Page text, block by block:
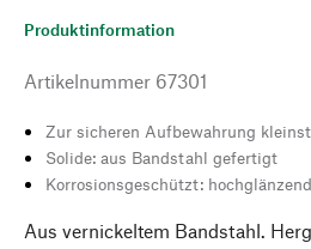
Produktinformation
Artikelnummer 67301
Zur sicheren Aufbewahrung
Solide: aus Bandstahl gefertigt
Korrosionsgeschützt:
Aus vernickeltem Bandstahl.